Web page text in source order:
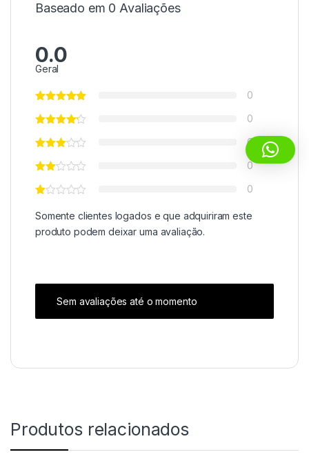
Baseado em 0 Avaliações
0.0
Geral
0
0
0
0
0
Somente clientes logados e que adquiriram este
produto podem deixar uma avaliação.
Sem avaliações até o momento
Produtos relacionados